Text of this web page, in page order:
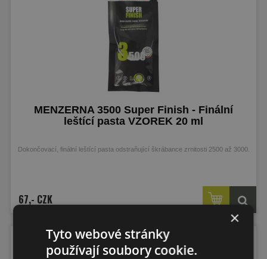
MENZERNA 3500 Super Finish - Finální
leštící pasta VZOREK 20 ml
Dokončovací, finální leštící pasta odstraňující škrábance zrnitosti 2500 až 3000.
67,- CZK
×
Tyto webové stránky
používají soubory cookie.